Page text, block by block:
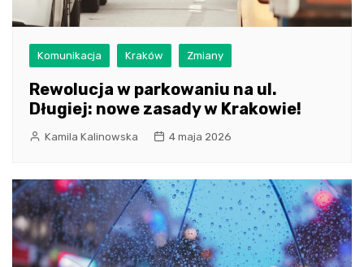
Komunikacja Kraków Zmiany
Rewolucja w parkowaniu na ul.
Długiej: nowe zasady w Krakowie!
Kamila Kalinowska 4 maja 2026